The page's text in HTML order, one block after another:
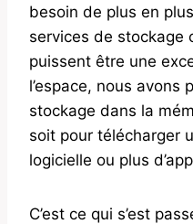
besoin de plus en
services de stockage
puissent être une
l’espace, nous avons
stockage dans la
soit pour télécharger
logicielle ou plus
C’est ce qui s’est